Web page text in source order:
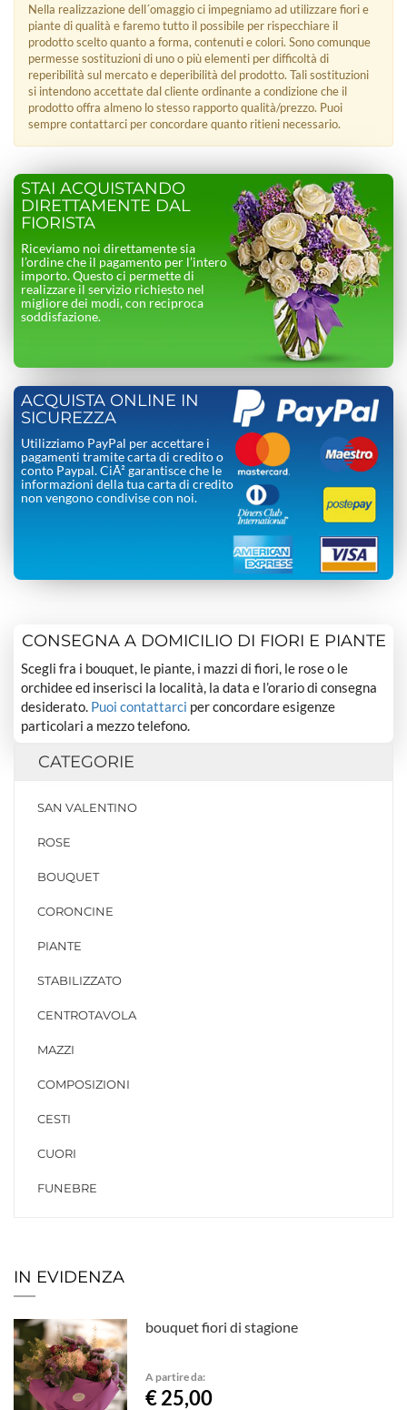
Nella realizzazione dell´omaggio ci impegniamo ad utilizzare fiori e
piante di qualità e faremo tutto il possibile per rispecchiare il
prodotto scelto quanto a forma, contenuti e colori. Sono comunque
permesse sostituzioni di uno o più elementi per difficoltà di
reperibilità sul mercato e deperibilità del prodotto. Tali sostituzioni
si intendono accettate dal cliente ordinante a condizione che il
prodotto offra almeno lo stesso rapporto qualità/prezzo. Puoi
sempre contattarci per concordare quanto ritieni necessario.
STAI ACQUISTANDO
DIRETTAMENTE DAL
FIORISTA
Riceviamo noi direttamente sia
l’ordine che il pagamento per l’intero
importo. Questo ci permette di
realizzare il servizio richiesto nel
migliore dei modi, con reciproca
soddisfazione.
ACQUISTA ONLINE IN
SICUREZZA
Utilizziamo PayPal per accettare i
pagamenti tramite carta di credito o
conto Paypal. CiÃ² garantisce che le
informazioni della tua carta di credito
non vengono condivise con noi.
CONSEGNA A DOMICILIO DI FIORI E PIANTE
Scegli fra i bouquet, le piante, i mazzi di fiori, le rose o le
orchidee ed inserisci la località, la data e l’orario di consegna
desiderato. Puoi contattarci per concordare esigenze
particolari a mezzo telefono.
CATEGORIE
SAN VALENTINO
ROSE
BOUQUET
CORONCINE
PIANTE
STABILIZZATO
CENTROTAVOLA
MAZZI
COMPOSIZIONI
CESTI
CUORI
FUNEBRE
IN EVIDENZA
bouquet fiori di stagione
A partire da:
€ 25,00